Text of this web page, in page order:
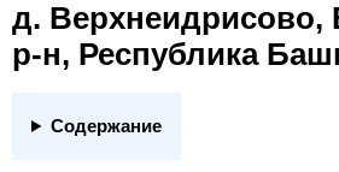
д. Верхнеидрисово,
р-н, Республика
Содержание